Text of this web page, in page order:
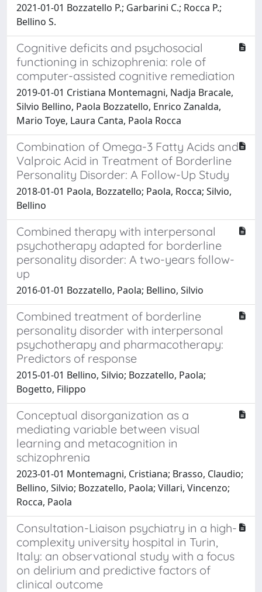
2021-01-01 Bozzatello P.; Garbarini C.; Rocca P.;
Bellino S.
Cognitive deficits and psychosocial
functioning in schizophrenia: role of
computer-assisted cognitive remediation
2019-01-01 Cristiana Montemagni, Nadja Bracale,
Silvio Bellino, Paola Bozzatello, Enrico Zanalda,
Mario Toye, Laura Canta, Paola Rocca
Combination of Omega-3 Fatty Acids and
Valproic Acid in Treatment of Borderline
Personality Disorder: A Follow-Up Study
2018-01-01 Paola, Bozzatello; Paola, Rocca; Silvio,
Bellino
Combined therapy with interpersonal
psychotherapy adapted for borderline
personality disorder: A two-years follow-
up
2016-01-01 Bozzatello, Paola; Bellino, Silvio
Combined treatment of borderline
personality disorder with interpersonal
psychotherapy and pharmacotherapy:
Predictors of response
2015-01-01 Bellino, Silvio; Bozzatello, Paola;
Bogetto, Filippo
Conceptual disorganization as a
mediating variable between visual
learning and metacognition in
schizophrenia
2023-01-01 Montemagni, Cristiana; Brasso, Claudio;
Bellino, Silvio; Bozzatello, Paola; Villari, Vincenzo;
Rocca, Paola
Consultation-Liaison psychiatry in a high-
complexity university hospital in Turin,
Italy: an observational study with a focus
on delirium and predictive factors of
clinical outcome